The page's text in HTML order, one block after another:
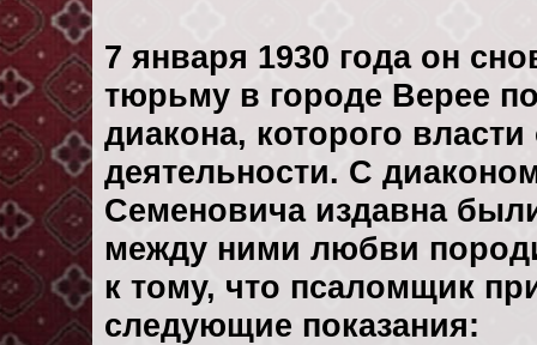
7 января 1930 года он
тюрьму в городе Верее
диакона, которого
деятельности. С
Семеновича издавна
между ними любви
к тому, что псаломщик
следующие показания: